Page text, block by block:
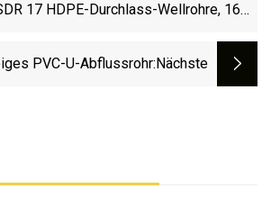
17 HDPE-Durchlass-Wellrohre, 16
PVC-U-Abflussrohr:nächste